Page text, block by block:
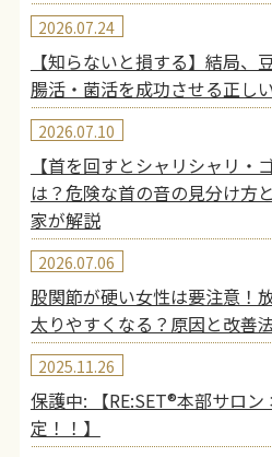
【知らないと損する】結局、
腸活・菌活を成功させる正し
2026.07.24
【首を回すとシャリシャリ・
は？危険な首の音の見分け方
家が解説
2026.07.10
股関節が硬い女性は要注意！
太りやすくなる？原因と改善
2026.07.06
保護中: 【RE:SET®︎本部サロ
定！！】
2025.11.26